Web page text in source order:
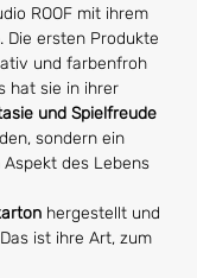
ROOF mit ihrem
Die ersten Produkte
und farbenfroh
hat sie in ihrer
und Spielfreude
sondern ein
des Lebens
hergestellt und
ist ihre Art, zum